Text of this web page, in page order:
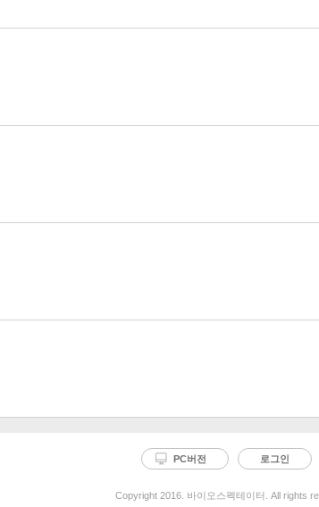
PC버전 로그인
Copyright 2016. 바이오스펙테이터. All rights